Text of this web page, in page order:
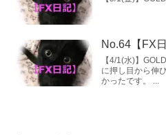
No.64【FX
【4/1(水)】
に押し目から伸
かったです。 ...